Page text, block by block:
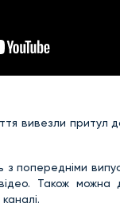
вивезли
з попередніми
Також
каналі.